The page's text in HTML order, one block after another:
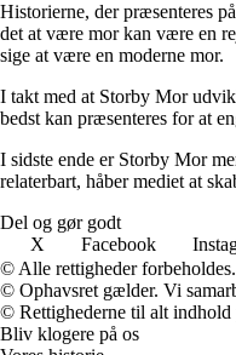
Historierne, der præsenteres
det at være mor kan være en
sige at være en moderne mor.
I takt med at Storby Mor
bedst kan præsenteres for at
I sidste ende er Storby Mor
relaterbart, håber mediet at
Del og gør godt
X
Facebook
© Alle rettigheder forbeholdes.
© Ophavsret gælder. Vi
© Rettighederne til alt indhold
Bliv klogere på os